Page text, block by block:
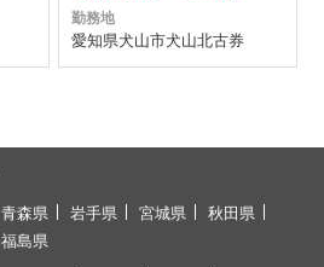
勤務地
愛知県犬山市犬山北古券
青森県 岩手県 宮城県
秋田県
福島県